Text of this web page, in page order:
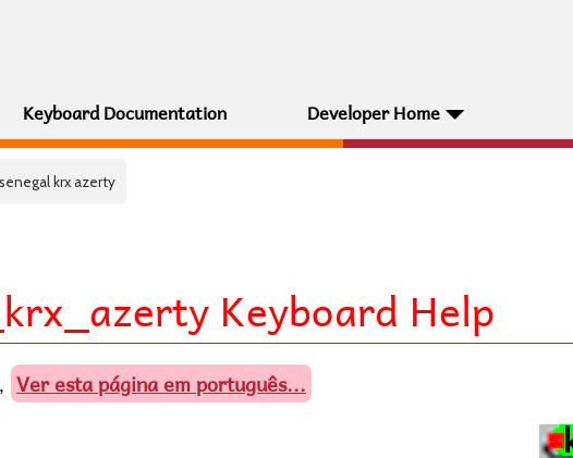
Keyboard Documentation Developer Home
krx azerty
Keyboard Help
, Ver esta página em português...